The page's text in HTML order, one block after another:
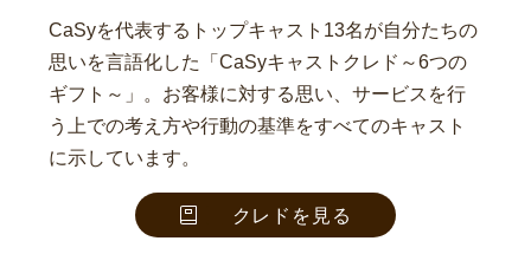
CaSyを代表するトップキャスト13名が自分たちの
思いを言語化した「CaSyキャストクレド～6つの
ギフト～」。お客様に対する思い、サービスを行
う上での考え方や行動の基準をすべてのキャスト
に示しています。
クレドを見る